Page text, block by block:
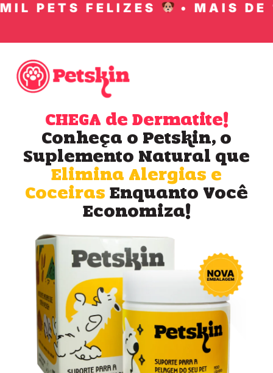
PETS FELIZES • MAIS DE
CHEGA de Dermatite!
Conheça o Petskin, o
Suplemento Natural que
Elimina Alergias e
CoceirasEnquanto Você
Economiza!